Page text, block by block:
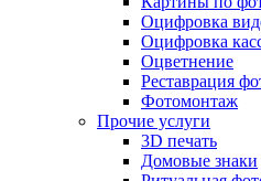
Оцифровка
Оцифровка
Оцветнение
Реставрация
Фотомонтаж
Прочие услуги
3D печать
Домовые знаки